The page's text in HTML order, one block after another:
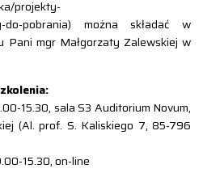
projekty-
do-pobrania) można składać w
Pani mgr Małgorzaty Zalewskiej w
15.30, sala S3 Auditorium Novum,
(Al. prof. S. Kaliskiego 7, 85-796
15.30, on-line